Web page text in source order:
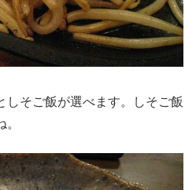
しそご飯が選べます。しそご飯